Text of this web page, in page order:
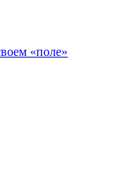
«поле»